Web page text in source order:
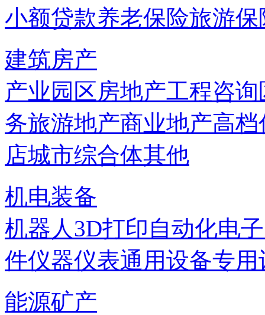
小额贷款养老保险旅游保
建筑房产
产业园区房地产工程咨询
务旅游地产商业地产高档
店城市综合体其他
机电装备
机器人3D打印自动化电
件仪器仪表通用设备专用
能源矿产